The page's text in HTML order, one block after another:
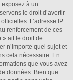
exposez à un
le droit d’avertir
L’adresse IP
renforcement de ces
» ait le droit de
n’importe quel sujet et
cela nécessaire. En
que vous avez
données. Bien que